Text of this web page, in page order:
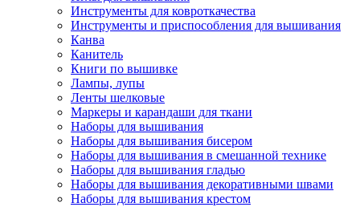
Инструменты для ковроткачества
Инструменты и приспособления для вышивания
Канва
Канитель
Книги по вышивке
Лампы, лупы
Ленты шелковые
Маркеры и карандаши для ткани
Наборы для вышивания
Наборы для вышивания бисером
Наборы для вышивания в смешанной технике
Наборы для вышивания гладью
Наборы для вышивания декоративными швами
Наборы для вышивания крестом